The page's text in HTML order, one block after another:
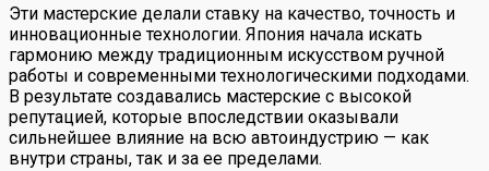
Эти мастерские делали ставку на качество, точность и
инновационные технологии. Япония начала искать
гармонию между традиционным искусством ручной
работы и современными технологическими подходами.
В результате создавались мастерские с высокой
репутацией, которые впоследствии оказывали
сильнейшее влияние на всю автоиндустрию — как
внутри страны, так и за ее пределами.